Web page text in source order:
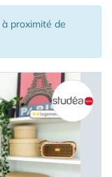
à proximité de